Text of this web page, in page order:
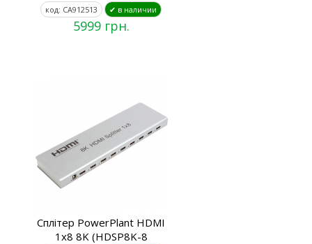
код: CA912513 ✔ в наличии
5999 грн.
Сплітер PowerPlant HDMI
1x8 8K (HDSP8K-8